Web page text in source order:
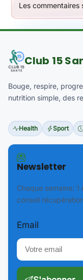
Les
Club 15
Bouge, respire,
nutrition simple, des
Health Sport
Newsletter
Chaque semaine:
conseil
Email